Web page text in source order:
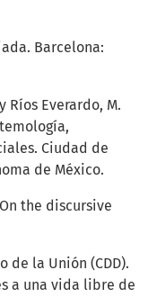
Barcelona:
Ríos Everardo, M.
Ciudad de
de México.
the discursive
de la Unión (CDD).
a una vida libre de